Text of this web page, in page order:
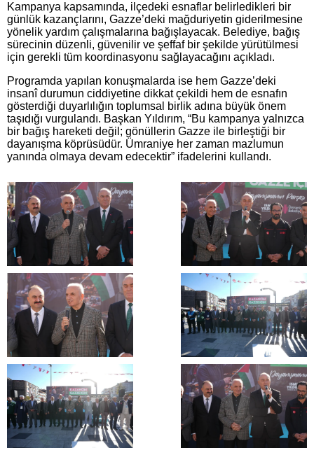
Kampanya kapsamında, ilçedeki esnaflar belirledikleri bir
günlük kazançlarını, Gazze’deki mağduriyetin giderilmesine
yönelik yardım çalışmalarına bağışlayacak. Belediye, bağış
sürecinin düzenli, güvenilir ve şeffaf bir şekilde yürütülmesi
için gerekli tüm koordinasyonu sağlayacağını açıkladı.
Programda yapılan konuşmalarda ise hem Gazze’deki
insanî durumun ciddiyetine dikkat çekildi hem de esnafın
gösterdiği duyarlılığın toplumsal birlik adına büyük önem
taşıdığı vurgulandı. Başkan Yıldırım, “Bu kampanya yalnızca
bir bağış hareketi değil; gönüllerin Gazze ile birleştiği bir
dayanışma köprüsüdür. Ümraniye her zaman mazlumun
yanında olmaya devam edecektir” ifadelerini kullandı.